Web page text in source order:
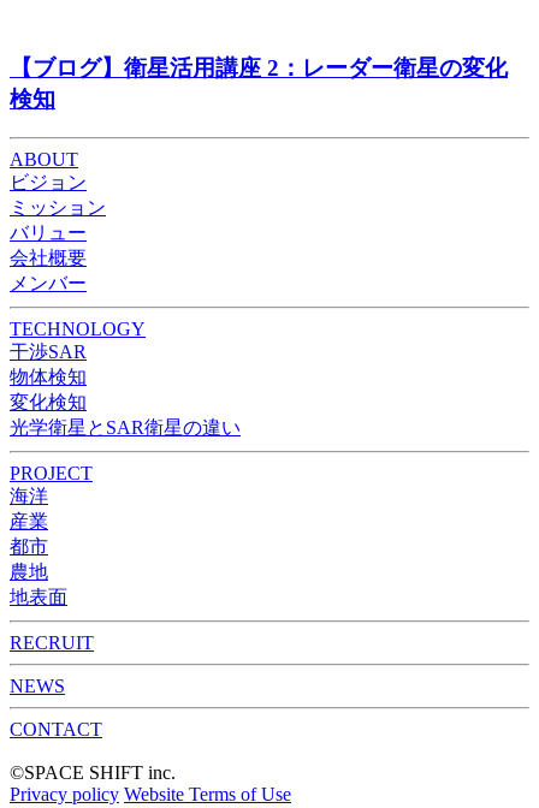
【ブログ】衛星活用講座 2：レーダー衛星の変化
検知
ABOUT
ビジョン
ミッション
バリュー
会社概要
メンバー
TECHNOLOGY
干渉SAR
物体検知​​
変化検知​
光学衛星とSAR衛星の違い
PROJECT
海洋
産業
都市​
農地
地表面
RECRUIT
NEWS
CONTACT
©︎SPACE SHIFT inc.
Privacy policy Website Terms of Use